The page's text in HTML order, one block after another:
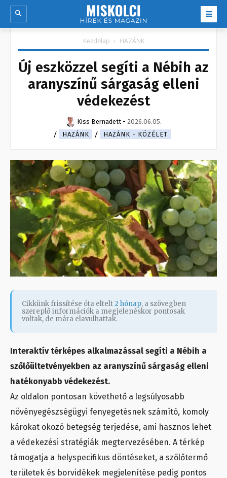
Kezdőlap HAZÁNK
Új eszközzel segíti a Nébih az
aranyszínű sárgaság elleni
védekezést
Kiss Bernadett - 2026.06.05.
HAZÁNK
HAZÁNK - KÖZÉLET
Cikkünk frissítése óta eltelt2 hónap, a szövegben
szereplő információk a megjelenéskor pontosak
voltak, de mára elavulhattak.
Interaktív térképes alkalmazással segíti a Nébih a
szőlőültetvényekben az aranyszínű sárgaság elleni
hatékonyabb védekezést.
Az oldalon pontosan követhető a legsúlyosabb
növényegészségügyi fenyegetésnek számító, komoly
károkat okozó betegség terjedése, ami hasznos lehet
a védekezési stratégiák megtervezésében. A térkép
támogatja a helyspecifikus döntéseket, a szőlőtermő
területek és borvidékek megjelenítése pedig pontos